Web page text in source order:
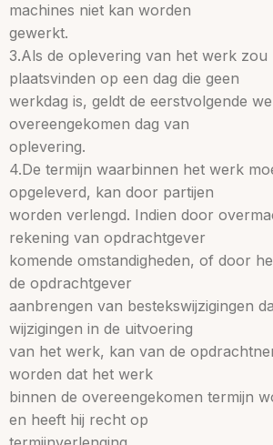
machines niet kan worden
gewerkt.
3.Als de oplevering van het werk zou
plaatsvinden op een dag die geen
werkdag is, geldt de eerstvolgende
overeengekomen dag van
oplevering.
4.De termijn waarbinnen het werk
opgeleverd, kan door partijen
worden verlengd. Indien door
rekening van opdrachtgever
komende omstandigheden, of door
de opdrachtgever
aanbrengen van bestekswijzigingen
wijzigingen in de uitvoering
van het werk, kan van de
worden dat het werk
binnen de overeengekomen termijn
en heeft hij recht op